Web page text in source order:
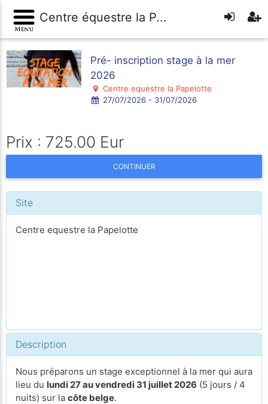
Centre équestre la P...
Pré- inscription stage à la mer
2026
Centre equestre la Papelotte
27/07/2026 - 31/07/2026
Prix : 725.00 Eur
CONTINUER
Site
Centre equestre la Papelotte
Description
Nous préparons un stage exceptionnel à la mer qui aura
lieu du lundi 27 au vendredi 31 juillet 2026 (5 jours / 4
nuits) sur la côte belge.